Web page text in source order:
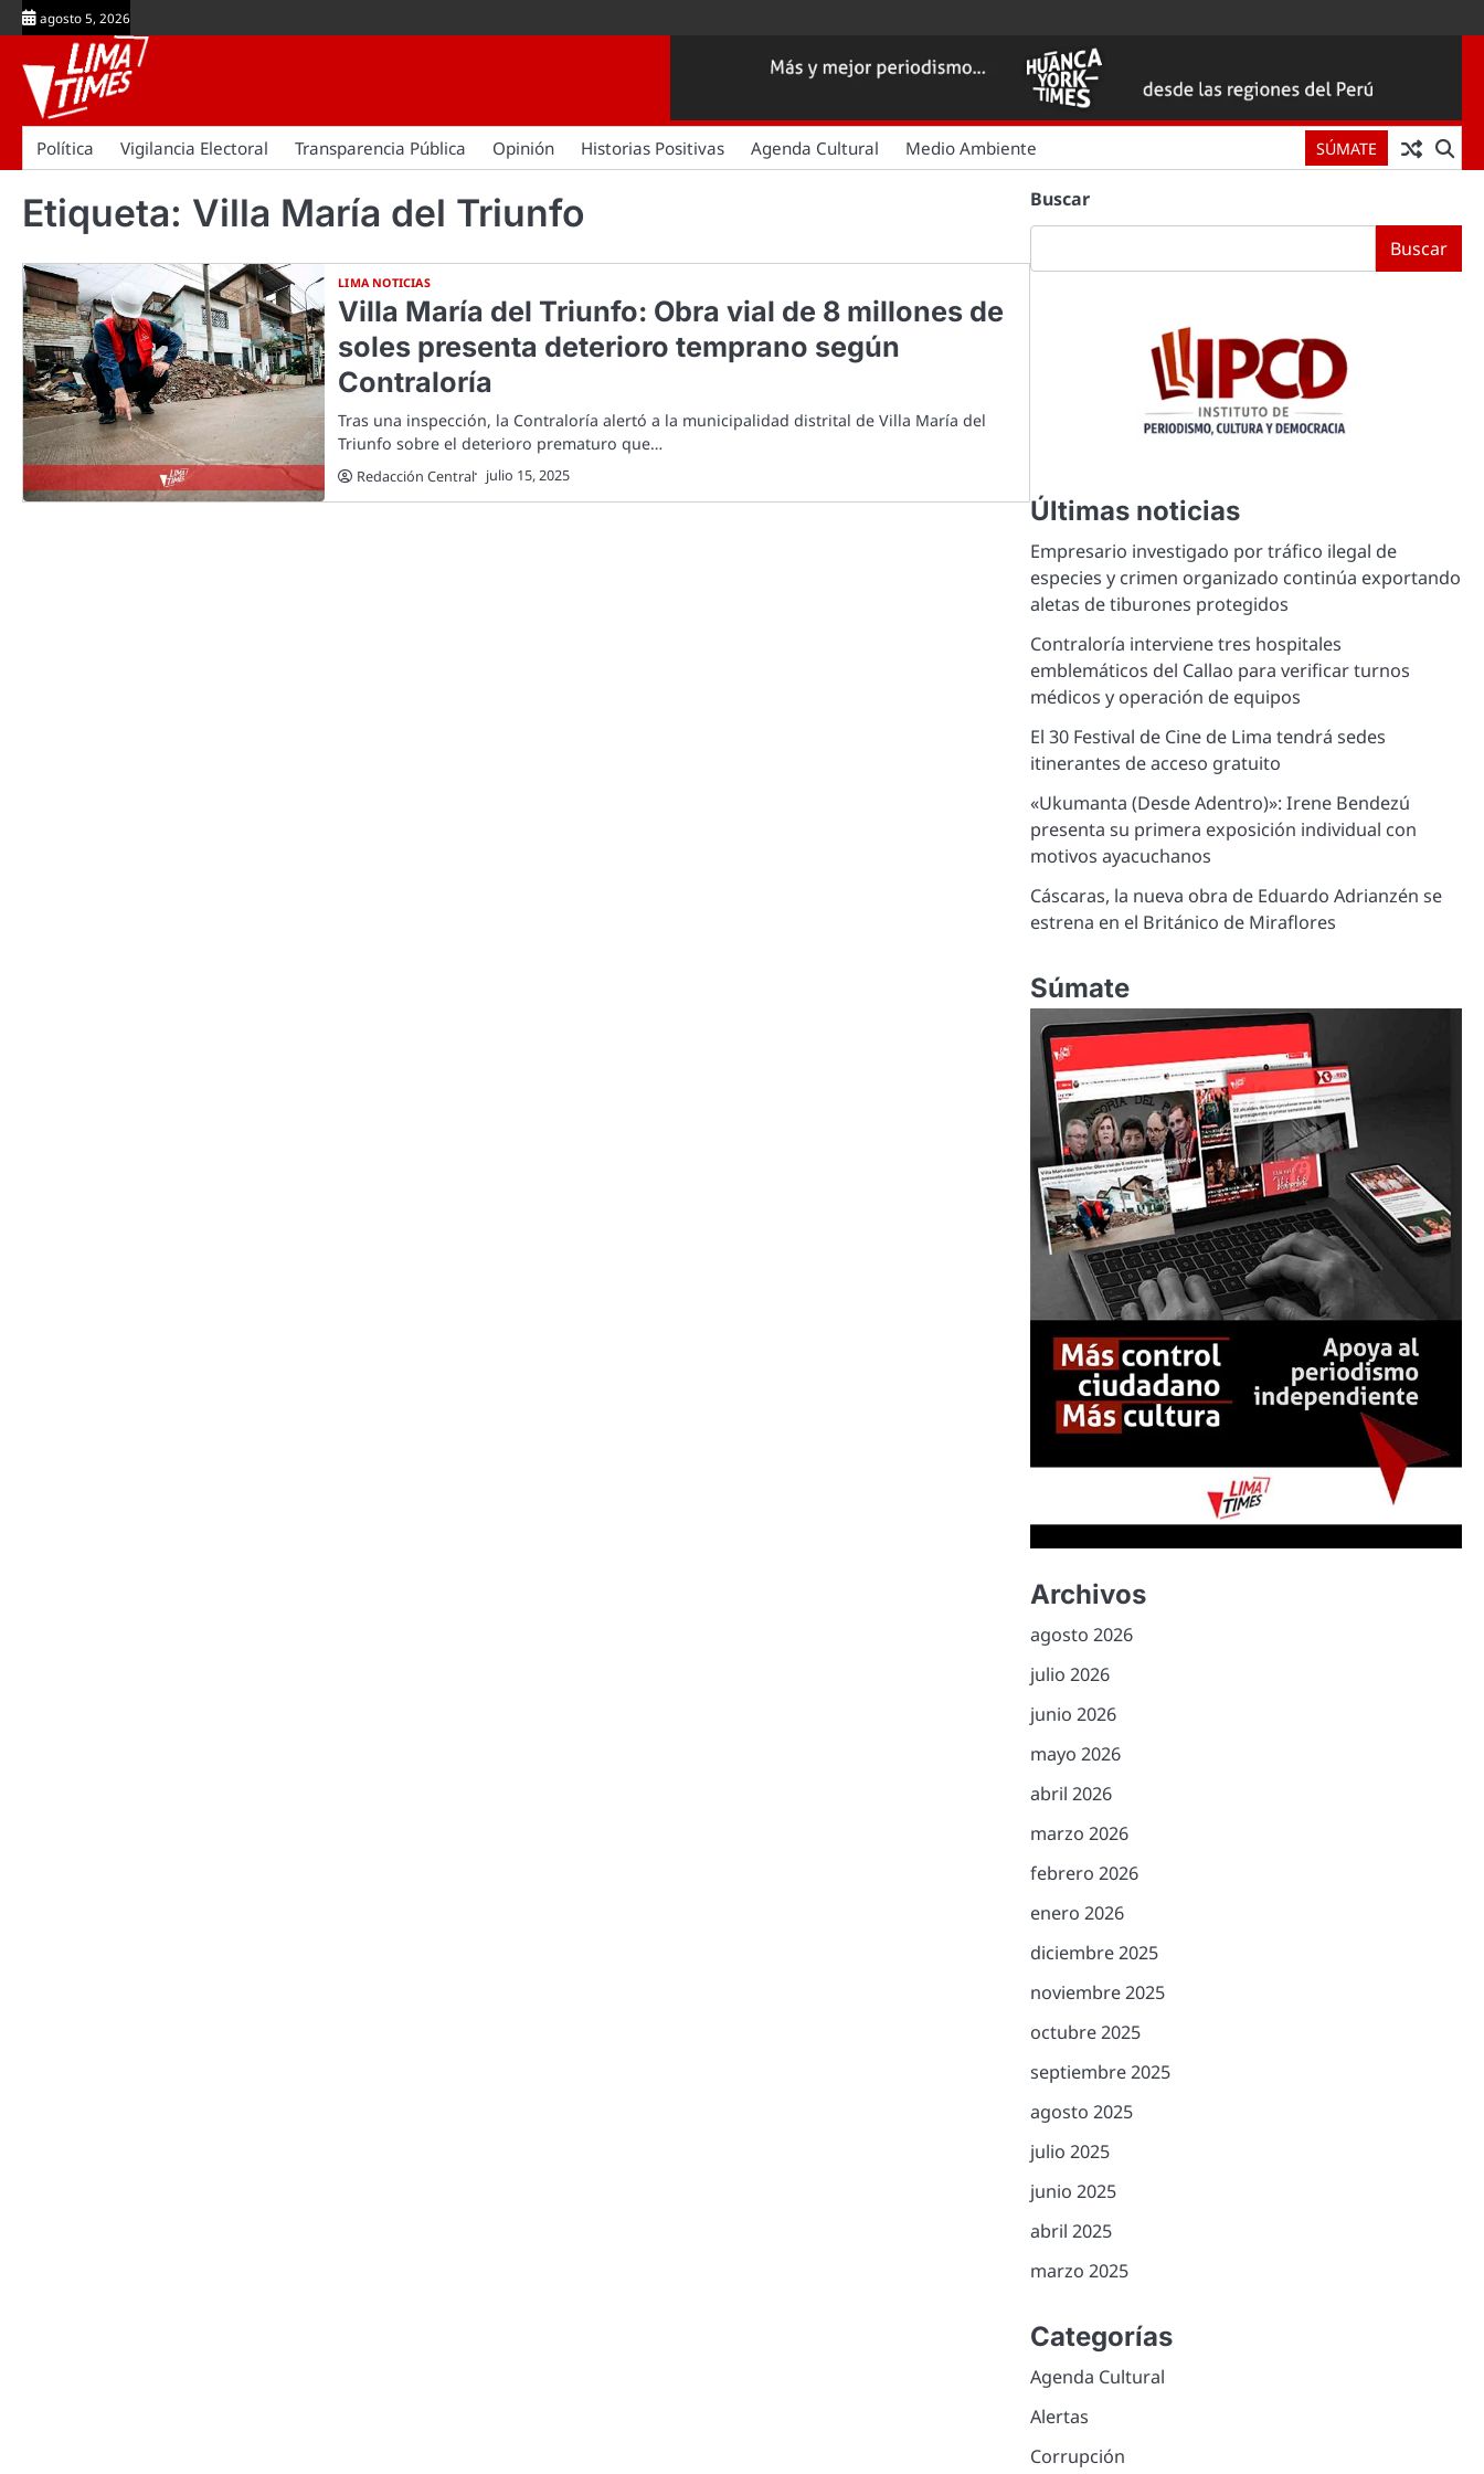
Skip
to
content
agosto 5, 2026
Política Vigilancia Electoral Transparencia Pública Opinión Historias Positivas Agenda Cultural Medio Ambiente SÚMATE
Etiqueta: Villa María del Triunfo
LIMA NOTICIAS
Villa María del Triunfo: Obra vial de 8 millones de
soles presenta deterioro temprano según
Contraloría
Tras una inspección, la Contraloría alertó a la municipalidad distrital de Villa María del
Triunfo sobre el deterioro prematuro que…
Redacción Central julio 15, 2025
Buscar
Buscar
Últimas noticias
Empresario investigado por tráfico ilegal de
especies y crimen organizado continúa exportando
aletas de tiburones protegidos
Contraloría interviene tres hospitales
emblemáticos del Callao para verificar turnos
médicos y operación de equipos
El 30 Festival de Cine de Lima tendrá sedes
itinerantes de acceso gratuito
«Ukumanta (Desde Adentro)»: Irene Bendezú
presenta su primera exposición individual con
motivos ayacuchanos
Cáscaras, la nueva obra de Eduardo Adrianzén se
estrena en el Británico de Miraflores
Súmate
Archivos
agosto 2026
julio 2026
junio 2026
mayo 2026
abril 2026
marzo 2026
febrero 2026
enero 2026
diciembre 2025
noviembre 2025
octubre 2025
septiembre 2025
agosto 2025
julio 2025
junio 2025
abril 2025
marzo 2025
Categorías
Agenda Cultural
Alertas
Corrupción